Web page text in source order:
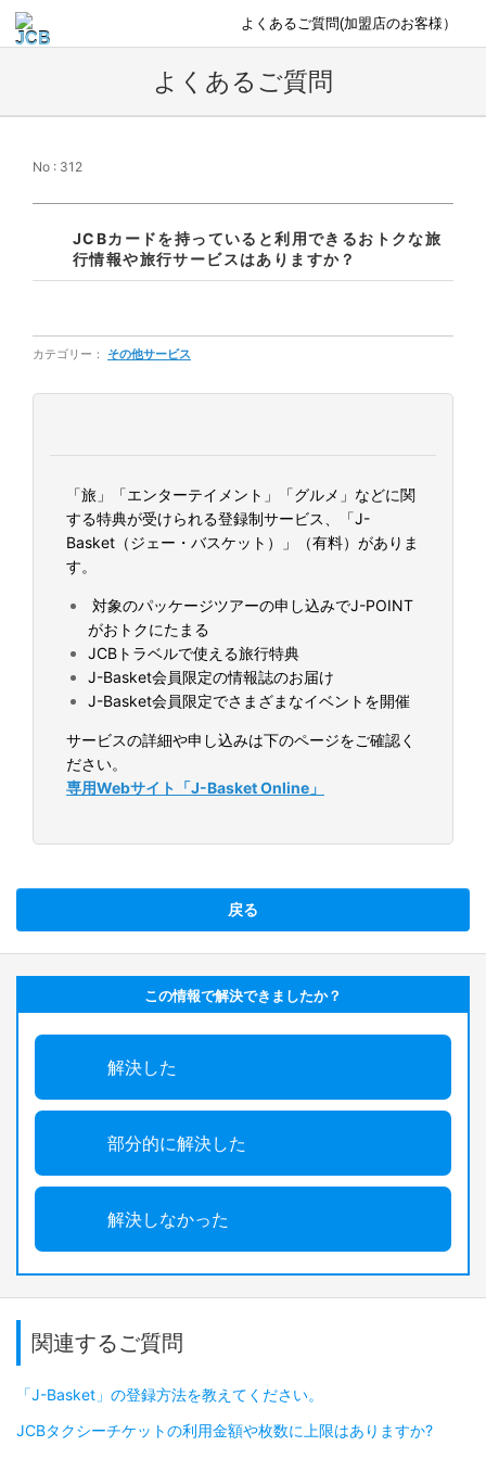
よくあるご質問(加盟店のお客様）
よくあるご質問
No : 312
JCBカードを持っていると利用できるおトクな旅
行情報や旅行サービスはありますか？
カテゴリー： その他サービス
「旅」「エンターテイメント」「グルメ」などに関
する特典が受けられる登録制サービス、「J-
Basket（ジェー・バスケット）」（有料）がありま
す。
対象のパッケージツアーの申し込みでJ-POINT
がおトクにたまる
JCBトラベルで使える旅行特典
J-Basket会員限定の情報誌のお届け
J-Basket会員限定でさまざまなイベントを開催
サービスの詳細や申し込みは下のページをご確認く
ださい。
専用Webサイト「J-Basket Online」
戻る
この情報で解決できましたか？
解決した
部分的に解決した
解決しなかった
関連するご質問
「J-Basket」の登録方法を教えてください。
JCBタクシーチケットの利用金額や枚数に上限はありますか?